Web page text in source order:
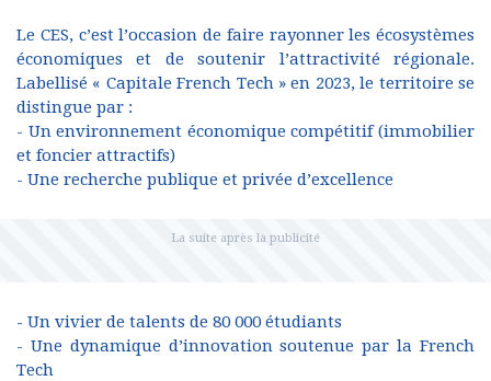
Le CES, c’est l’occasion de faire rayonner les écosystèmes
économiques et de soutenir l’attractivité régionale.
Labellisé « Capitale French Tech » en 2023, le territoire se
distingue par :
- Un environnement économique compétitif (immobilier
et foncier attractifs)
- Une recherche publique et privée d’excellence
- Un vivier de talents de 80 000 étudiants
- Une dynamique d’innovation soutenue par la French
Tech